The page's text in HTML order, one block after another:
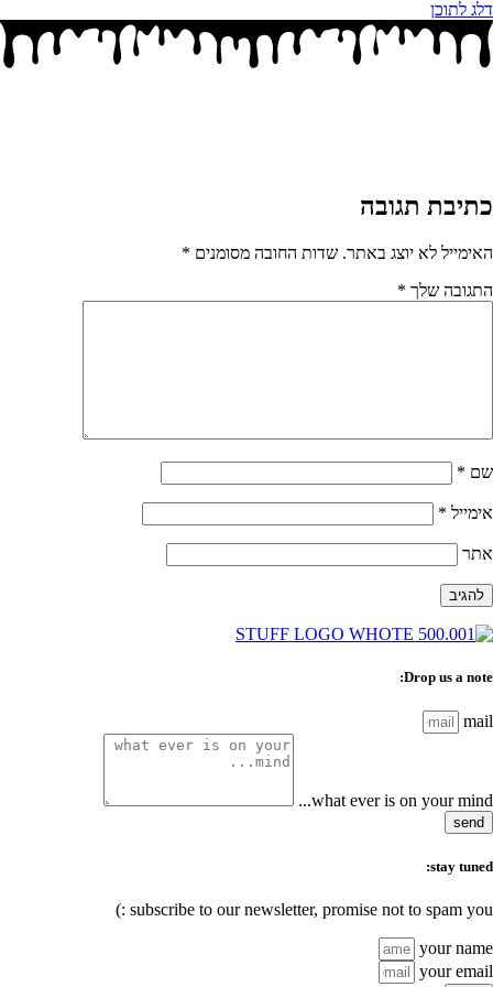
דלג לתוכן
כתיבת תגובה
האימייל לא יוצג באתר. שדות החובה מסומנים *
התגובה שלך *
שם *
אימייל *
אתר
Drop us a note:
mail
what ever is on your mind...
send
stay tuned:
subscribe to our newsletter, promise not to spam you :)
your name
your email